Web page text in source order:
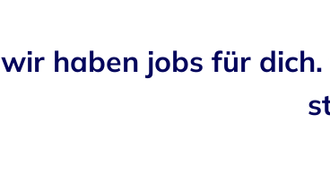
wir haben jobs für